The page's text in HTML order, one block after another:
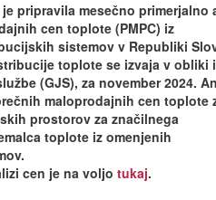
pripravila mesečno primerjalno
cen toplote (PMPC) iz
sistemov v Republiki
toplote se izvaja v obliki
(GJS), za november 2024.
maloprodajnih cen toplote
prostorov za značilnega
toplote iz omenjenih
cen je na voljo tukaj.